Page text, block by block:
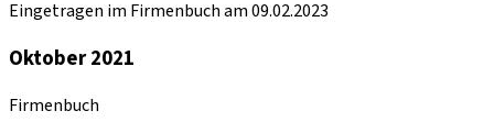
Eingetragen im Firmenbuch am 09.02.2023
Oktober 2021
Firmenbuch